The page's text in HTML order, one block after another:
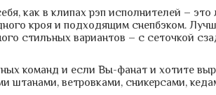
как в клипах рэп исполнителей –
кроя и подходящим снепбэком.
стильных вариантов – с сеточкой
команд и если Вы-фанат и хотите
штанами, ветровками, сникерсами,